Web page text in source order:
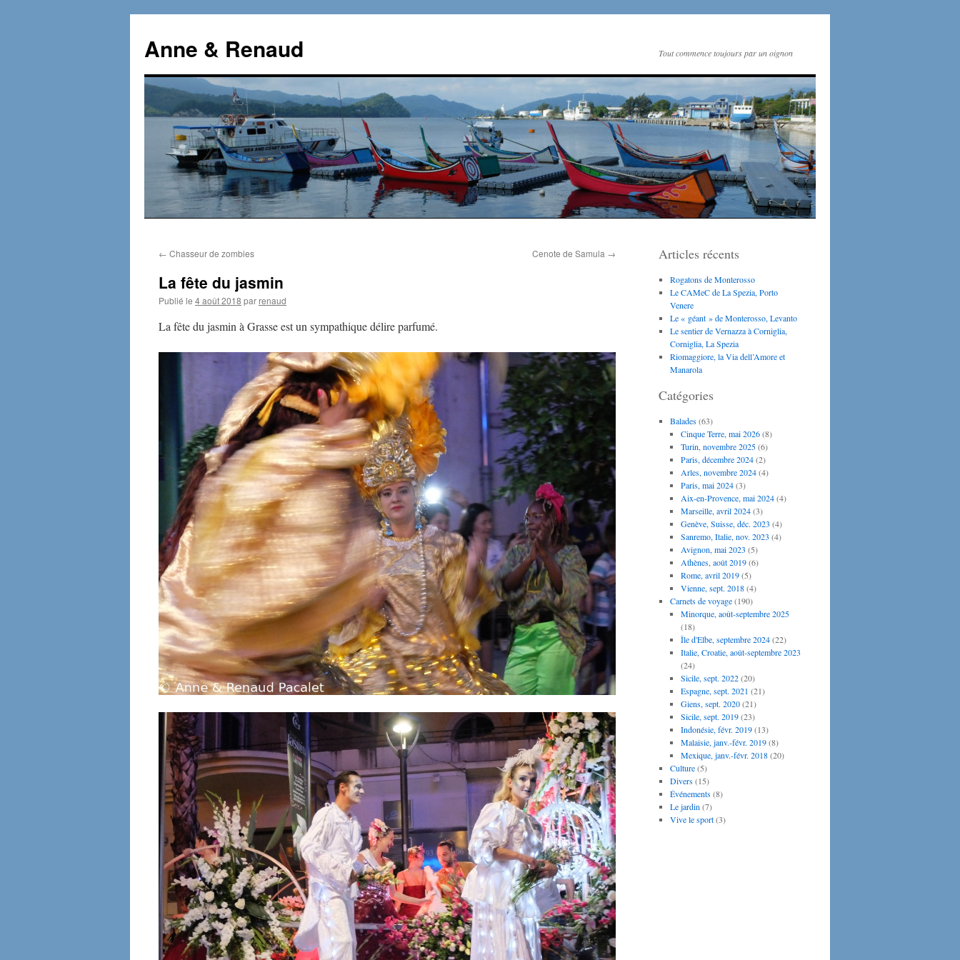
contenu
Anne & Renaud Tout commence toujours par un oignon
← Chasseur de zombies Cenote de Samula →
La fête du jasmin
Publié le 4 août 2018 par renaud
La fête du jasmin à Grasse est un sympathique délire parfumé.
Articles récents
Rogatons de Monterosso
Le CAMeC de La Spezia, Porto
Venere
Le « géant » de Monterosso, Levanto
Le sentier de Vernazza à Corniglia,
Corniglia, La Spezia
Riomaggiore, la Via dell’Amore et
Manarola
Catégories
Balades(63)
Cinque Terre, mai 2026(8)
Turin, novembre 2025(6)
Paris, décembre 2024(2)
Arles, novembre 2024(4)
Paris, mai 2024(3)
Aix-en-Provence, mai 2024(4)
Marseille, avril 2024(3)
Genève, Suisse, déc. 2023 (4)
Sanremo, Italie, nov. 2023 (4)
Avignon, mai 2023 (5)
Athènes, août 2019(6)
Rome, avril 2019(5)
Vienne, sept. 2018(4)
Carnets de voyage(190)
Minorque, août-septembre 2025
(18)
Île d'Elbe, septembre 2024(22)
Italie, Croatie, août-septembre 2023
(24)
Sicile, sept. 2022(20)
Espagne, sept. 2021 (21)
Giens, sept. 2020(21)
Sicile, sept. 2019(23)
Indonésie, févr. 2019(13)
Malaisie, janv.-févr. 2019(8)
Mexique, janv.-févr. 2018(20)
Culture(5)
Divers(15)
Événements(8)
Le jardin (7)
Vive le sport(3)